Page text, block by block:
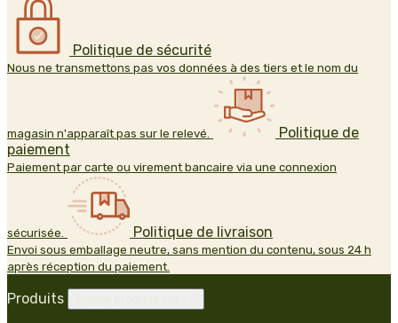
Politique de sécurité
Nous ne transmettons pas vos données à des tiers et le nom du
magasin n'apparaît pas sur le relevé.
Politique de
paiement
Paiement par carte ou virement bancaire via une connexion
sécurisée. Politique de livraison
Envoi sous emballage neutre, sans mention du contenu, sous 24 h
après réception du paiement.
Produits